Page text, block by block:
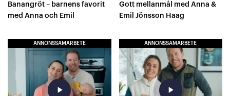
Banangröt – barnens favorit
med Anna och Emil
Gott mellanmål med Anna &
Emil Jönsson Haag
ANNONSSAMARBETE
play_arrow
ANNONSSAMARBETE
play_arrow